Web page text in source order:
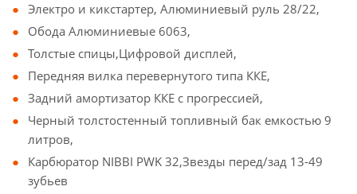
Электро и кикстартер, Алюминиевый руль 28/22,
Обода Алюминиевые 6063,
Толстые спицы,Цифровой дисплей,
Передняя вилка перевернутого типа ККЕ,
Задний амортизатор ККЕ с прогрессией,
Черный толстостенный топливный бак емкостью 9
литров,
Карбюратор NIBBI PWK 32,Звезды перед/зад 13-49
зубьев